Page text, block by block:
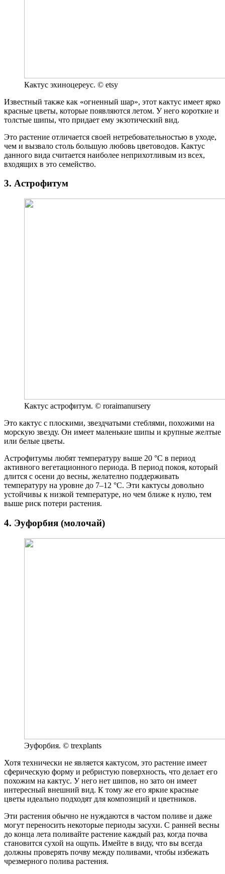
Кактус эхиноцереус. © etsy
Известный также как «огненный шар», этот кактус имеет ярко
красные цветы, которые появляются летом. У него короткие и
толстые шипы, что придает ему экзотический вид.
Это растение отличается своей нетребовательностью в уходе,
чем и вызвало столь большую любовь цветоводов. Кактус
данного вида считается наиболее неприхотливым из всех,
входящих в это семейство.
3. Астрофитум
Кактус астрофитум. © roraimanursery
Это кактус с плоскими, звездчатыми стеблями, похожими на
морскую звезду. Он имеет маленькие шипы и крупные желтые
или белые цветы.
Астрофитумы любят температуру выше 20 °С в период
активного вегетационного периода. В период покоя, который
длится с осени до весны, желателно поддерживать
температуру на уровне до 7–12 °С. Эти кактусы довольно
устойчивы к низкой температуре, но чем ближе к нулю, тем
выше риск потери растения.
4. Эуфорбия (молочай)
Эуфорбия. © trexplants
Хотя технически не является кактусом, это растение имеет
сферическую форму и ребристую поверхность, что делает его
похожим на кактус. У него нет шипов, но зато он имеет
интересный внешний вид. К тому же его яркие красные
цветы идеально подходят для композиций и цветников.
Эти растения обычно не нуждаются в частом поливе и даже
могут переносить некоторые периоды засухи. С ранней весны
до конца лета поливайте растение каждый раз, когда почва
становится сухой на ощупь. Имейте в виду, что вы всегда
должны проверять почву между поливами, чтобы избежать
чрезмерного полива растения.